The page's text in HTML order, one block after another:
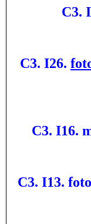
C3.
C3. I26.
C3. I16.
C3. I13.